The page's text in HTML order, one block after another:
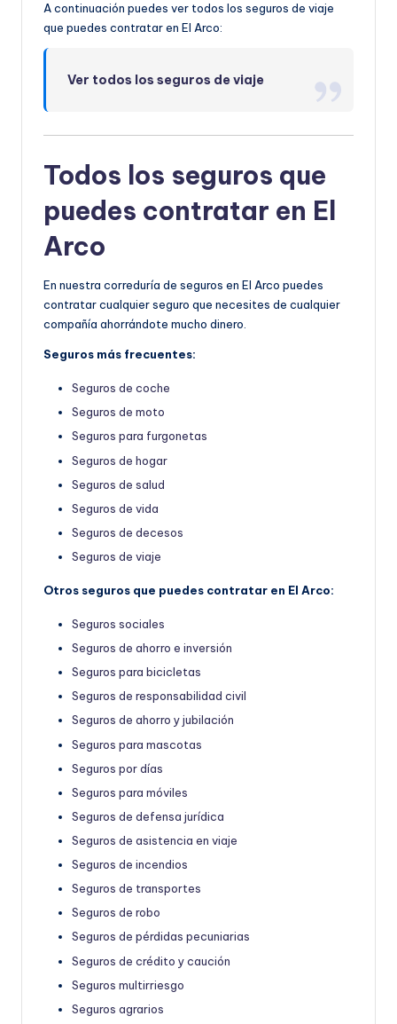
A continuación puedes ver todos los seguros de viaje
que puedes contratar en El Arco:
Ver todos los seguros de viaje
Todos los seguros que
puedes contratar en El
Arco
En nuestra correduría de seguros en El Arco puedes
contratar cualquier seguro que necesites de cualquier
compañía ahorrándote mucho dinero.
Seguros más frecuentes:
Seguros de coche
Seguros de moto
Seguros para furgonetas
Seguros de hogar
Seguros de salud
Seguros de vida
Seguros de decesos
Seguros de viaje
Otros seguros que puedes contratar en El Arco:
Seguros sociales
Seguros de ahorro e inversión
Seguros para bicicletas
Seguros de responsabilidad civil
Seguros de ahorro y jubilación
Seguros para mascotas
Seguros por días
Seguros para móviles
Seguros de defensa jurídica
Seguros de asistencia en viaje
Seguros de incendios
Seguros de transportes
Seguros de robo
Seguros de pérdidas pecuniarias
Seguros de crédito y caución
Seguros multirriesgo
Seguros agrarios